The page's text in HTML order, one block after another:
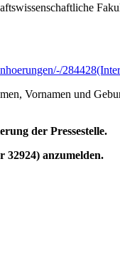
284428
Vornamen und
der Pressestelle.
32924) anzumelden.